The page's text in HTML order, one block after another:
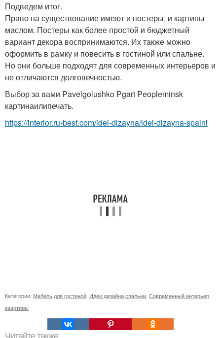
Подведем итог.
Право на существование имеют и постеры, и картины
маслом. Постеры как более простой и бюджетный
вариант декора воспринимаются. Их также можно
оформить в рамку и повесить в гостиной или спальне.
Но они больше подходят для современных интерьеров и
не отличаются долговечностью.
Выбор за вами Pavelgolushko Pgart Peopleminsk
картинаилипечать.
https://interior.ru-best.com/idei-dizayna/idei-dizayna-spalni
Категории: Мебель для гостиной Идеи дизайна спальни Современный интерьер
квартиры
Читайте также